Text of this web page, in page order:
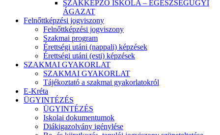
SZAKKÉPZŐ ISKOLA – EGÉSZSÉGÜGYI
ÁGAZAT
Felnőttképzési jogviszony
Felnőttképzési jogviszony
Szakmai program
Érettségi utáni (nappali) képzések
Érettségi utáni (esti) képzések
SZAKMAI GYAKORLAT
SZAKMAI GYAKORLAT
Tájékoztató a szakmai gyakorlatokról
E-Kréta
ÜGYINTÉZÉS
ÜGYINTÉZÉS
Iskolai dokumentumok
Diákigazolvány igénylése